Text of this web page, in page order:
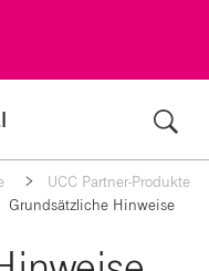
UCC Partner-Produkte
Grundsätzliche Hinweise